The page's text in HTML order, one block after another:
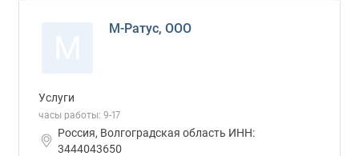
М-Ратус, ООО
Услуги
часы работы: 9-17
Россия, Волгоградская область ИНН:
3444043650